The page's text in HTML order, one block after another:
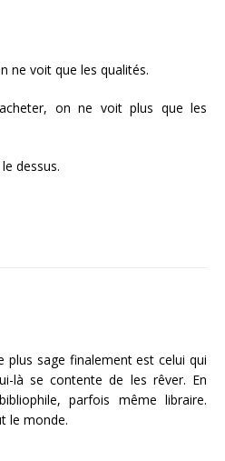
ne voit que les qualités.
on ne voit plus que les
dessus.
plus sage finalement est celui qui
là se contente de les rêver. En
parfois même libraire.
le monde.